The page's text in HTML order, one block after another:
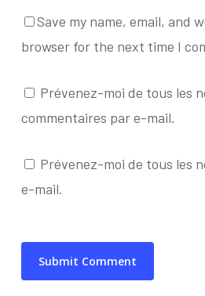
Save my name, email, and
browser for the next time I
Prévenez-moi de tous les
commentaires par e-mail.
Prévenez-moi de tous les
e-mail.